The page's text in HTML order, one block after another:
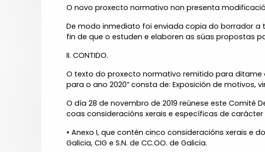
O novo proxecto normativo non presenta
De modo inmediato foi enviada copia do borrador a
fin de que o estuden e elaboren as súas propostas
II. CONTIDO.
O texto do proxecto normativo remitido para ditame
para o ano 2020” consta de: Exposición de motivos,
O día 28 de novembro de 2019 reúnese este
coas consideracións xerais e específicas de
• Anexo I, que contén cinco consideracións xerais e
Galicia, CIG e S.N. de CC.OO. de Galicia.